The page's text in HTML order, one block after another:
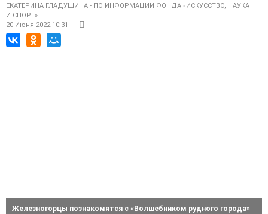
ЕКАТЕРИНА ГЛАДУШИНА - ПО ИНФОРМАЦИИ ФОНДА «ИСКУССТВО, НАУКА
И СПОРТ»
20 Июня 2022 10:31
Железногорцы познакомятся с «Волшебником рудного города»